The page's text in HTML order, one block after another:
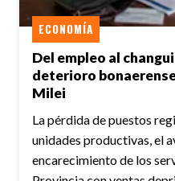
Del empleo al
deterioro
Milei
ECONOMÍA
La pérdida de puestos
unidades productivas, el
encarecimiento de los